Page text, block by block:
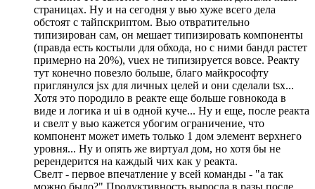
страницах. Ну и на сегодня у вью хуже всего дела
обстоят с тайпскриптом. Вью отвратительно
типизирован сам, он мешает типизировать компоненты
(правда есть костыли для обхода, но с ними бандл растет
примерно на 20%), vuex не типизируется вовсе. Реакту
тут конечно повезло больше, благо майкрософту
приглянулся jsx для личных целей и они сделали tsx...
Хотя это породило в реакте еще больше говнокода в
виде и логика и ui в одной куче... Ну и еще, после реакта
и свелт у вью кажется убогим ограничение, что
компонент может иметь только 1 дом элемент верхнего
уровня... Ну и опять же виртуал дом, но хотя бы не
ререндерится на каждый чих как у реакта.
Свелт - первое впечатление у всей команды - "а так